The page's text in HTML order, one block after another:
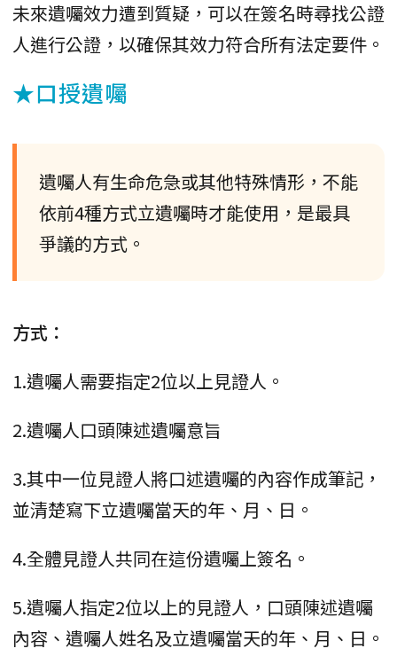
未來遺囑效力遭到質疑，可以在簽名時尋找公證
人進行公證，以確保其效力符合所有法定要件。
★口授遺囑
遺囑人有生命危急或其他特殊情形，不能
依前4種方式立遺囑時才能使用，是最具
爭議的方式。
方式：
1.遺囑人需要指定2位以上見證人。
2.遺囑人口頭陳述遺囑意旨
3.其中一位見證人將口述遺囑的內容作成筆記，
並清楚寫下立遺囑當天的年、月、日。
4.全體見證人共同在這份遺囑上簽名。
5.遺囑人指定2位以上的見證人，口頭陳述遺囑
內容、遺囑人姓名及立遺囑當天的年、月、日。